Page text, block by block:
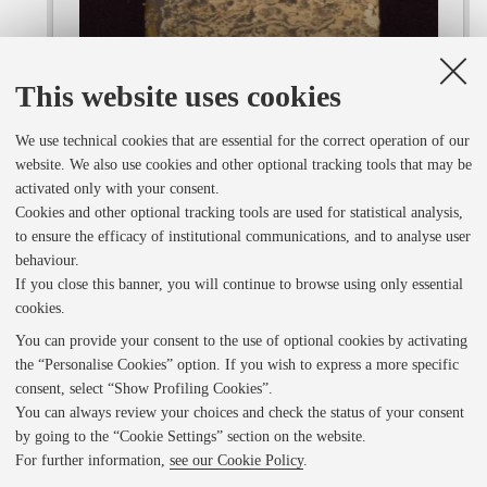
This website uses cookies
We use technical cookies that are essential for the correct operation of our
website. We also use cookies and other optional tracking tools that may be
activated only with your consent.
Cookies and other optional tracking tools are used for statistical analysis,
to ensure the efficacy of institutional communications, and to analyse user
behaviour.
If you close this banner, you will continue to browse using only essential
cookies.
You can provide your consent to the use of optional cookies by activating
the “Personalise Cookies” option. If you wish to express a more specific
consent, select “Show Profiling Cookies”.
You can always review your choices and check the status of your consent
by going to the “Cookie Settings” section on the website.
For further information, see our Cookie Policy.
d
o
r
v
i
e
w
1 of 573• BO0451_CAM8750_00001_piatto anteriore.jpg
Indietro